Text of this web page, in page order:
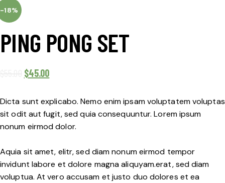
-18%
PING PONG SET
$45.00
Dicta sunt explicabo. Nemo enim ipsam voluptatem voluptas
sit odit aut fugit, sed quia consequuntur. Lorem ipsum
nonum eirmod dolor.
Aquia sit amet, elitr, sed diam nonum eirmod tempor
invidunt labore et dolore magna aliquyam.erat, sed diam
voluptua. At vero accusam et justo duo dolores et ea